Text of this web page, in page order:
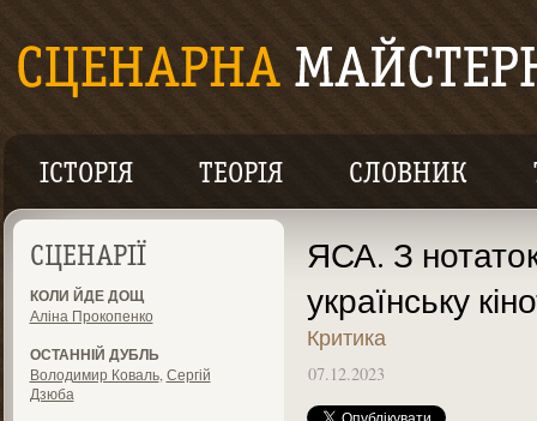
ІСТОРІЯ ТЕОРІЯ СЛОВНИК
СЦЕНАРІЇ
КОЛИ ЙДЕ ДОЩ
Аліна Прокопенко
ОСТАННІЙ ДУБЛЬ
Володимир Коваль, Сергій
Дзюба
ЯСА. З
українську
Критика
07.12.2023